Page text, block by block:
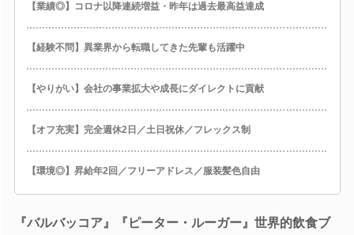
【業績◎】コロナ以降連続増益・昨年は過去最高益達成
【経験不問】異業界から転職してきた先輩も活躍中
【やりがい】会社の事業拡大や成長にダイレクトに貢献
【オフ充実】完全週休2日／土日祝休／フレックス制
【環境◎】昇給年2回／フリーアドレス／服装髪色自由
『バルバッコア』『ピーター・ルーガー』世界的飲食ブ